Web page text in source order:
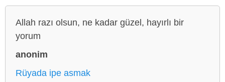
Allah razı olsun, ne kadar güzel, hayırlı bir
yorum
anonim
Rüyada ipe asmak